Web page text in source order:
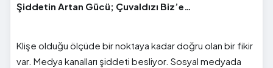
Şiddetin Artan Gücü; Çuvaldızı Biz’e…
Klişe olduğu ölçüde bir noktaya kadar doğru olan bir fikir
var. Medya kanalları şiddeti besliyor. Sosyal medyada